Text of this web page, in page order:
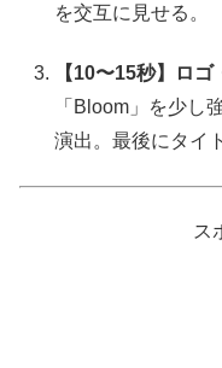
を交互に見せる。
【10〜15秒】ロゴ
「Bloom」を少し
演出。最後にタイ
ス